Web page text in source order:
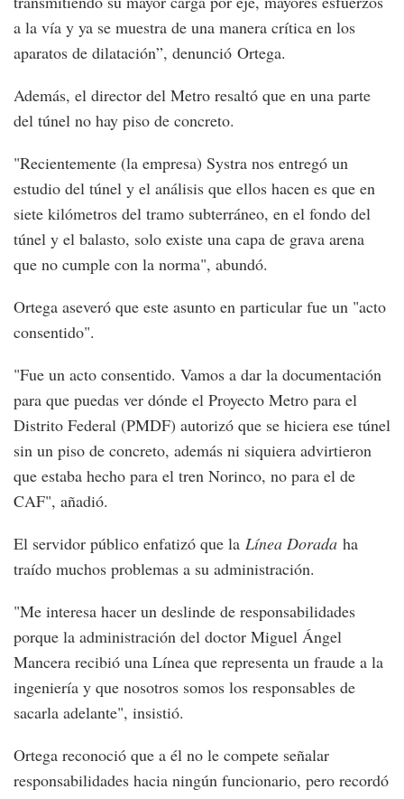
a la vía y ya se muestra de una manera crítica en los
aparatos de dilatación”, denunció Ortega.
Además, el director del Metro resaltó que en una parte
del túnel no hay piso de concreto.
"Recientemente (la empresa) Systra nos entregó un
estudio del túnel y el análisis que ellos hacen es que en
siete kilómetros del tramo subterráneo, en el fondo del
túnel y el balasto, solo existe una capa de grava arena
que no cumple con la norma", abundó.
Ortega aseveró que este asunto en particular fue un "acto
consentido".
"Fue un acto consentido. Vamos a dar la documentación
para que puedas ver dónde el Proyecto Metro para el
Distrito Federal (PMDF) autorizó que se hiciera ese túnel
sin un piso de concreto, además ni siquiera advirtieron
que estaba hecho para el tren Norinco, no para el de
CAF", añadió.
El servidor público enfatizó que la Línea Dorada ha
traído muchos problemas a su administración.
"Me interesa hacer un deslinde de responsabilidades
porque la administración del doctor Miguel Ángel
Mancera recibió una Línea que representa un fraude a la
ingeniería y que nosotros somos los responsables de
sacarla adelante", insistió.
Ortega reconoció que a él no le compete señalar
responsabilidades hacia ningún funcionario, pero recordó